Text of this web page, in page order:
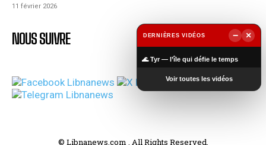
11 février 2026
NOUS SUIVRE
© Libnanews.com . All Rights Reserved.
DERNIÈRES VIDÉOS −
×
🌊 Tyr — l’île qui défie le temps
Voir toutes les vidéos